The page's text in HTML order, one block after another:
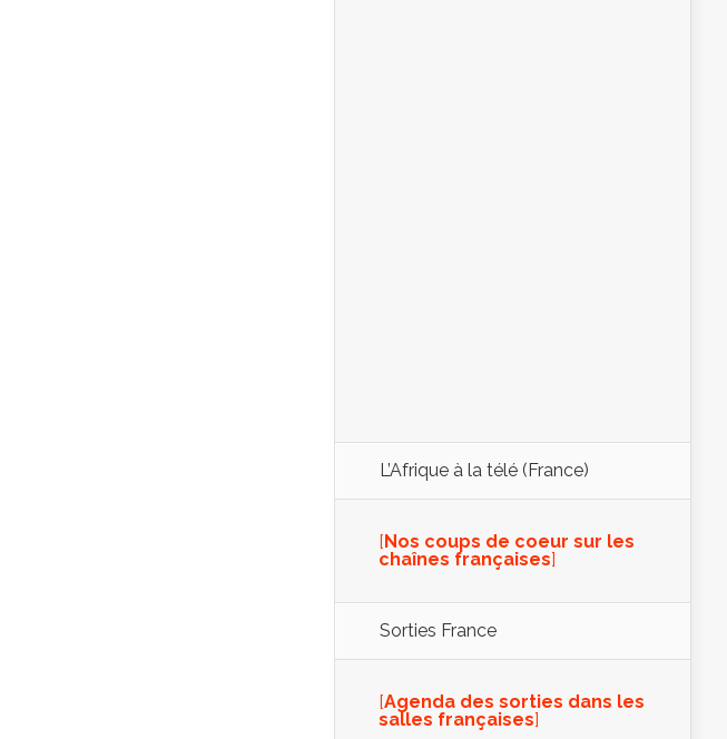
L’Afrique à la télé (France)
[ Nos coups de coeur sur les
chaînes françaises]
Sorties France
[Agenda des sorties dans les
salles françaises]